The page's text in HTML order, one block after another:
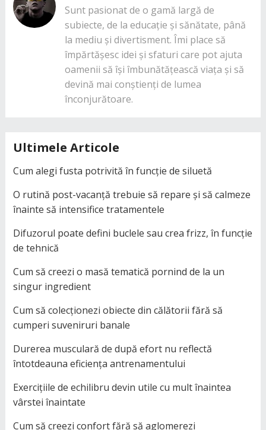
Sunt pasionat de o gamă largă de
subiecte, de la educație și sănătate, până
la mediu și divertisment. Îmi place să
împărtășesc idei și sfaturi care pot ajuta
oamenii să își îmbunătățească viața și să
devină mai conștienți de lumea
înconjurătoare.
Ultimele Articole
Cum alegi fusta potrivită în funcție de siluetă
O rutină post-vacanță trebuie să repare și să calmeze
înainte să intensifice tratamentele
Difuzorul poate defini buclele sau crea frizz, în funcție
de tehnică
Cum să creezi o masă tematică pornind de la un
singur ingredient
Cum să colecționezi obiecte din călătorii fără să
cumperi suveniruri banale
Durerea musculară de după efort nu reflectă
întotdeauna eficiența antrenamentului
Exercițiile de echilibru devin utile cu mult înaintea
vârstei înaintate
Cum să creezi confort fără să aglomerezi